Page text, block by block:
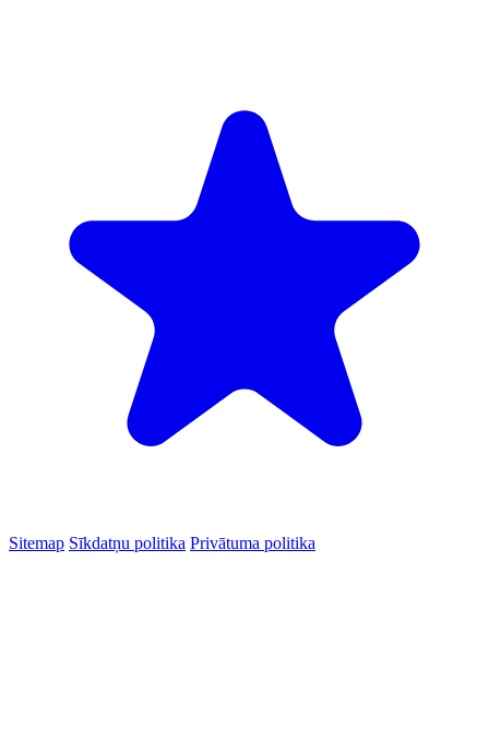
Sitemap Sīkdatņu politika Privātuma politika